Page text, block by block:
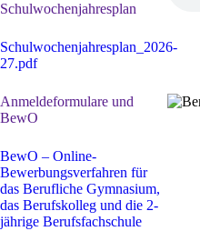
Schulwochenjahresplan
Schulwochenjahresplan_2026-
27.pdf
Anmeldeformulare und
BewO
BewO – Online-
Bewerbungsverfahren für
das Berufliche Gymnasium,
das Berufskolleg und die 2-
jährige Berufsfachschule